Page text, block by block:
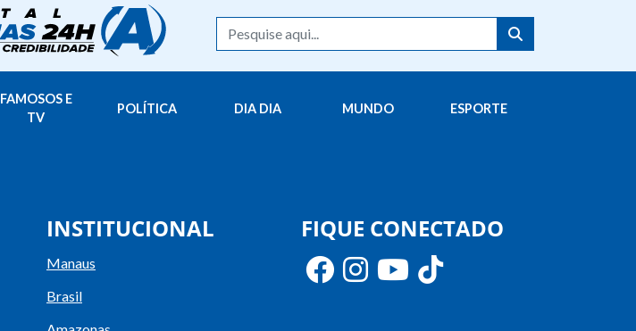
FAMOSOS E
TV
POLÍTICA DIA DIA MUNDO ESPORTE
INSTITUCIONAL
Manaus
Brasil
FIQUE CONECTADO